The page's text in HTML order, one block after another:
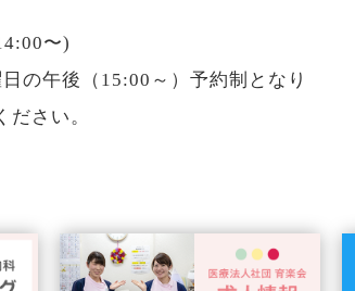
〜)
の午後（15:00～）予約制となり
さい。